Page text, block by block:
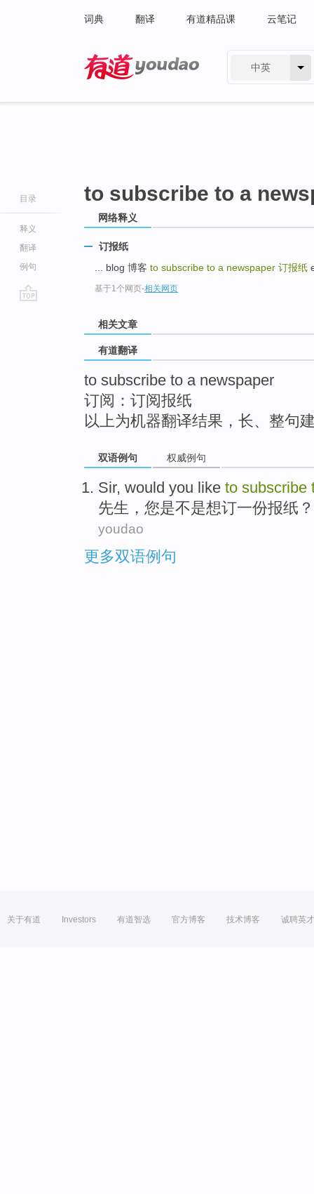
词典 翻译 有道精品课 云笔记
中英
目录
释义
翻译
例句
to subscribe to a
网络释义
订报纸
... blog 博客 to subscribe to a newspaper 订报纸
基于1个网页-相关网页
相关文章
有道翻译
to subscribe to a newspaper
订阅：订阅报纸
以上为机器翻译结果，长、整句
双语例句 权威例句
Sir, would you like to subscribe
先生 ， 您是不是想订一份报纸 ？
youdao
更多双语例句
关于有道 Investors 有道智选 官方博客 技术博客 诚聘英才